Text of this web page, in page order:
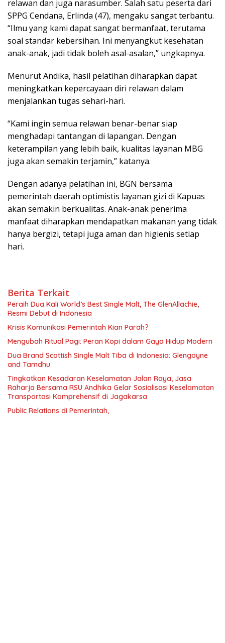
relawan dan juga narasumber. Salah satu peserta dari
SPPG Cendana, Erlinda (47), mengaku sangat terbantu.
“Ilmu yang kami dapat sangat bermanfaat, terutama
soal standar kebersihan. Ini menyangkut kesehatan
anak-anak, jadi tidak boleh asal-asalan,” ungkapnya.
Menurut Andika, hasil pelatihan diharapkan dapat
meningkatkan kepercayaan diri relawan dalam
menjalankan tugas sehari-hari.
“Kami ingin semua relawan benar-benar siap
menghadapi tantangan di lapangan. Dengan
keterampilan yang lebih baik, kualitas layanan MBG
juga akan semakin terjamin,” katanya.
Dengan adanya pelatihan ini, BGN bersama
pemerintah daerah optimistis layanan gizi di Kapuas
akan semakin berkualitas. Anak-anak penerima
manfaat diharapkan mendapatkan makanan yang tidak
hanya bergizi, tetapi juga aman dan higienis setiap
hari.
Berita Terkait
Peraih Dua Kali World’s Best Single Malt, The GlenAllachie,
Resmi Debut di Indonesia
Krisis Komunikasi Pemerintah Kian Parah?
Mengubah Ritual Pagi: Peran Kopi dalam Gaya Hidup Modern
Dua Brand Scottish Single Malt Tiba di Indonesia: Glengoyne
and Tamdhu
Tingkatkan Kesadaran Keselamatan Jalan Raya, Jasa
Raharja Bersama RSU Andhika Gelar Sosialisasi Keselamatan
Transportasi Komprehensif di Jagakarsa
Public Relations di Pemerintah,